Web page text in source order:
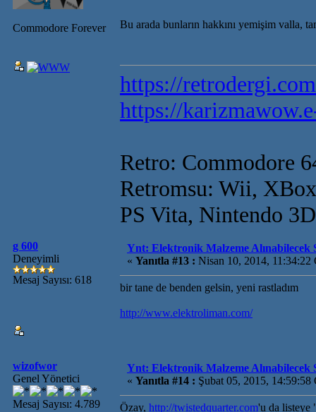
Commodore Forever Bu arada bunların hakkını yemişim valla,
https://retrodergi.com
https://
Retro: Commodore
Retromsu: Wii,
PS Vita, Nintendo
g 600
Deneyimli
Mesaj Sayısı: 618
Ynt: Elektronik Malzeme Alınabilecek
« Yanıtla #13 : Nisan 10, 2014, 11:34:22
bir tane de benden gelsin, yeni rastladım
http://www.elektroliman.com/
wizofwor
Genel Yönetici
Mesaj Sayısı: 4.789
Ynt: Elektronik Malzeme Alınabilecek
« Yanıtla #14 : Şubat 05, 2015, 14:59:58
Özay, http://twistedquarter.com'u da listeye